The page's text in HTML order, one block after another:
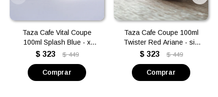
Taza Cafe Vital Coupe
100ml Splash Blue - x
unidad.
$ 323 $ 449
Taza Cafe Coupe 100ml
Twister Red Ariane - sin
plato
$ 323 $ 449